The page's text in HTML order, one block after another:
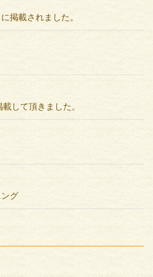
掲載されました。
して頂きました。
グ